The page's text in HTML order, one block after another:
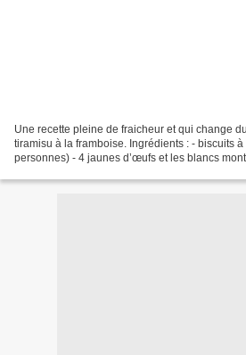
Une recette pleine de fraicheur et qui change
tiramisu à la framboise. Ingrédients : - biscuits
personnes) - 4 jaunes d’œufs et les blancs